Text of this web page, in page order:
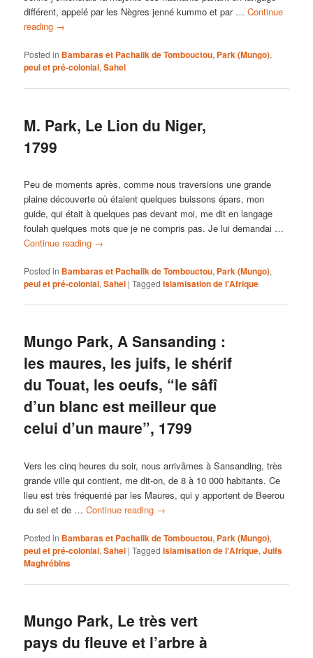
différent, appelé par les Nègres jenné kummo et par …Continue
reading →
Posted in Bambaras et Pachalik de Tombouctou, Park (Mungo),
peul et pré-colonial,Sahel
M. Park, Le Lion du Niger,
1799
Peu de moments après, comme nous traversions une grande
plaine découverte où étaient quelques buissons épars, mon
guide, qui était à quelques pas devant moi, me dit en langage
foulah quelques mots que je ne compris pas. Je lui demandai …
Continue reading →
Posted in Bambaras et Pachalik de Tombouctou, Park (Mungo),
peul et pré-colonial,Sahel |Tagged Islamisation de l'Afrique
Mungo Park, A Sansanding :
les maures, les juifs, le shérif
du Touat, les oeufs, “le sâfî
d’un blanc est meilleur que
celui d’un maure”, 1799
Vers les cinq heures du soir, nous arrivâmes à Sansanding, très
grande ville qui contient, me dit-on, de 8 à 10 000 habitants. Ce
lieu est très fréquenté par les Maures, qui y apportent de Beerou
du sel et de …Continue reading →
Posted in Bambaras et Pachalik de Tombouctou, Park (Mungo),
peul et pré-colonial,Sahel |Tagged Islamisation de l'Afrique,Juifs
Maghrébins
Mungo Park, Le très vert
pays du fleuve et l’arbre à